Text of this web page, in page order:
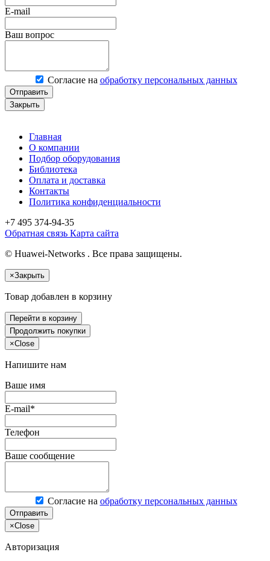
E-mail
Ваш вопрос
Согласие на обработку персональных данных
Отправить
Закрыть
Главная
О компании
Подбор оборудования
Библиотека
Оплата и доставка
Контакты
Политика конфиденциальности
+7 495 374-94-35
Обратная связь Карта сайта
© Huawei-Networks . Все права защищены.
×Закрыть
Товар добавлен в корзину
Перейти в корзину
Продолжить покупки
×Close
Напишите нам
Ваше имя
E-mail*
Телефон
Ваше сообщение
Согласие на обработку персональных данных
Отправить
×Close
Авторизация